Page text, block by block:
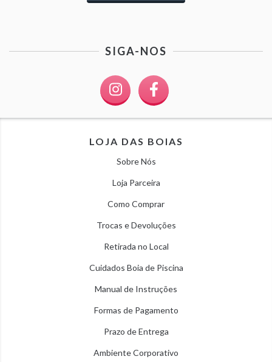
SIGA-NOS
LOJA DAS BOIAS
Sobre Nós
Loja Parceira
Como Comprar
Trocas e Devoluções
Retirada no Local
Cuidados Boia de Piscina
Manual de Instruções
Formas de Pagamento
Prazo de Entrega
Ambiente Corporativo